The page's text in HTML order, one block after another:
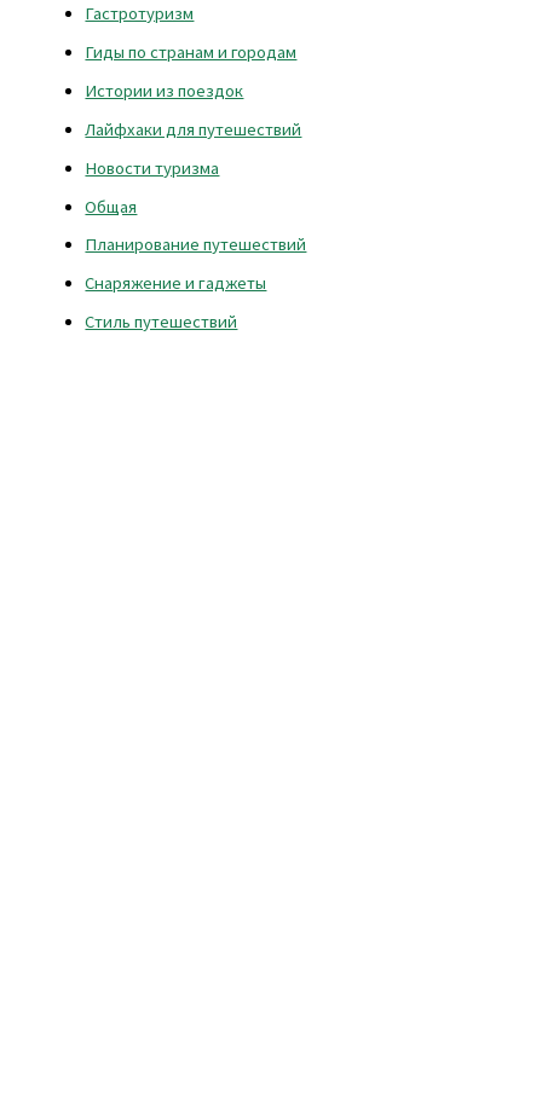
Гастротуризм
Гиды по странам и городам
Истории из поездок
Лайфхаки для путешествий
Новости туризма
Общая
Планирование путешествий
Снаряжение и гаджеты
Стиль путешествий